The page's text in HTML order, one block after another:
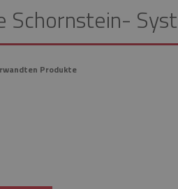
Schornstein-
Produkte